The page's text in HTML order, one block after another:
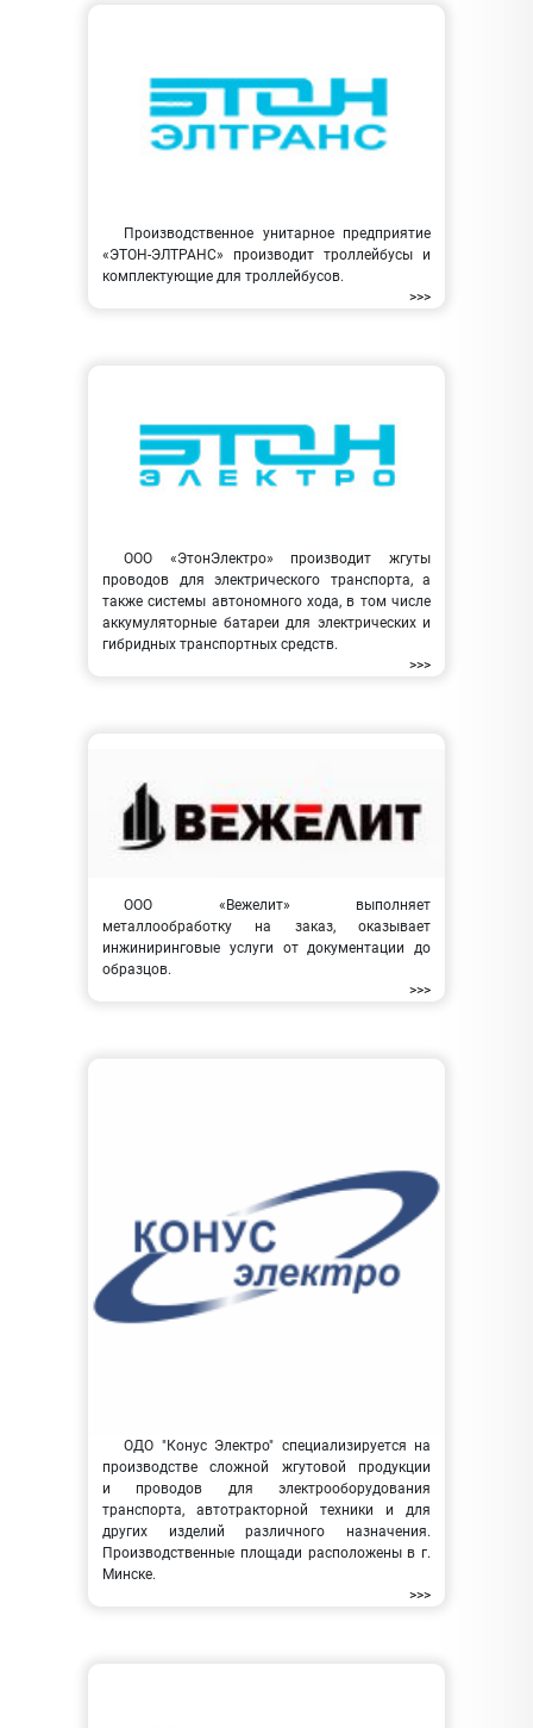
Производственное унитарное предприятие
«ЭТОН-ЭЛТРАНС» производит троллейбусы и
комплектующие для троллейбусов.
>>>
ООО «ЭтонЭлектро» производит жгуты
проводов для электрического транспорта, а
также системы автономного хода, в том числе
аккумуляторные батареи для электрических и
гибридных транспортных средств.
>>>
ООО «Вежелит» выполняет
металлообработку на заказ, оказывает
инжиниринговые услуги от документации до
образцов.
>>>
ОДО "Конус Электро" специализируется на
производстве сложной жгутовой продукции
и проводов для электрооборудования
транспорта, автотракторной техники и для
других изделий различного назначения.
Производственные площади расположены в г.
Минске.
>>>